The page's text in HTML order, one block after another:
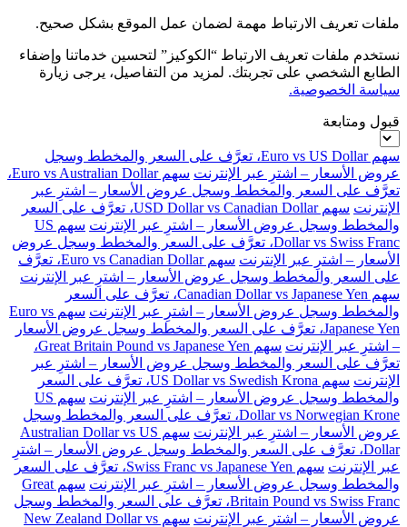
ملفات تعريف الارتباط مهمة لضمان عمل الموقع بشكل صحيح.
نستخدم ملفات تعريف الارتباط “الكوكيز” لتحسين خدماتنا وإضفاء
الطابع الشخصي على تجربتك. لمزيد من التفاصيل، يرجى زيارة
سياسة الخصوصية.
قبول ومتابعة
سهم Euro vs US Dollar، تعرَّف على السعر والمخطط وسجل
عروض الأسعار – اشترِ عبر الإنترنت
سهم Euro vs Australian Dollar،
تعرَّف على السعر والمخطط وسجل عروض الأسعار – اشترِ عبر
الإنترنت
سهم USD Dollar vs Canadian Dollar، تعرَّف على السعر
والمخطط وسجل عروض الأسعار – اشترِ عبر الإنترنت
سهم US
Dollar vs Swiss Franc، تعرَّف على السعر والمخطط وسجل عروض
الأسعار – اشترِ عبر الإنترنت
سهم Euro vs Canadian Dollar، تعرَّف
على السعر والمخطط وسجل عروض الأسعار – اشترِ عبر الإنترنت
سهم Canadian Dollar vs Japanese Yen، تعرَّف على السعر
والمخطط وسجل عروض الأسعار – اشترِ عبر الإنترنت
سهم Euro vs
Japanese Yen، تعرَّف على السعر والمخطط وسجل عروض الأسعار
– اشترِ عبر الإنترنت
سهم Great Britain Pound vs Japanese Yen،
تعرَّف على السعر والمخطط وسجل عروض الأسعار – اشترِ عبر
الإنترنت
سهم US Dollar vs Swedish Krona، تعرَّف على السعر
والمخطط وسجل عروض الأسعار – اشترِ عبر الإنترنت
سهم US
Dollar vs Norwegian Krone، تعرَّف على السعر والمخطط وسجل
عروض الأسعار – اشترِ عبر الإنترنت
سهم Australian Dollar vs US
Dollar، تعرَّف على السعر والمخطط وسجل عروض الأسعار – اشترِ
عبر الإنترنت
سهم Swiss Franc vs Japanese Yen، تعرَّف على السعر
والمخطط وسجل عروض الأسعار – اشترِ عبر الإنترنت
سهم Great
Britain Pound vs Swiss Franc، تعرَّف على السعر والمخطط وسجل
عروض الأسعار – اشترِ عبر الإنترنت
سهم New Zealand Dollar vs